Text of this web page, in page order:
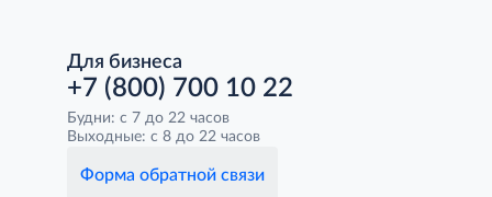
Для бизнеса
+7 (800) 700 10 22
Будни: с 7 до 22 часов
Выходные: с 8 до 22 часов
Форма обратной связи